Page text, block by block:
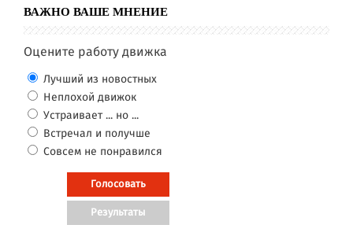
ВАЖНО ВАШЕ МНЕНИЕ
Оцените работу движка
Лучший из новостных
Неплохой движок
Устраивает ... но ...
Встречал и получше
Совсем не понравился